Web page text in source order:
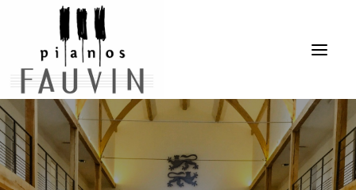
ACCUEIL
L’ENTREPRISE